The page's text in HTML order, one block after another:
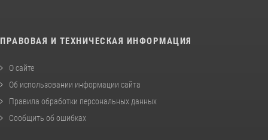
ПРАВОВАЯ И ТЕХНИЧЕСКАЯ ИНФОРМАЦИЯ
О сайте
Об использовании информации сайта
Правила обработки персональных данных
Сообщить об ошибках